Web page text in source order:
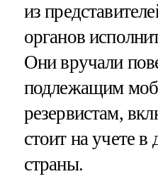
из
органов
Они вручали
подлежащим
резервистам,
стоит на учете в
страны.